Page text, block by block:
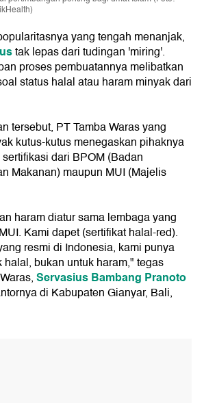
yang tengah menanjak,
tak lepas dari tudingan 'miring'.
proses pembuatannya melibatkan
status halal atau haram minyak dari
tersebut, PT Tamba Waras yang
kutus-kutus menegaskan pihaknya
dari BPOM (Badan
Makanan) maupun MUI (Majelis
haram diatur sama lembaga yang
Kami dapet (sertifikat halal-red).
resmi di Indonesia, kami punya
halal, bukan untuk haram," tegas
Servasius Bambang Pranoto
di Kabupaten Gianyar, Bali,